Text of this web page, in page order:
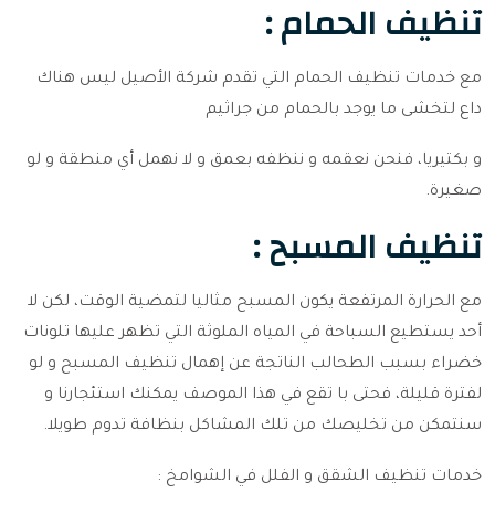
تنظيف الحمام :
مع خدمات تنظيف الحمام التي تقدم شركة الأصيل ليس هناك
داع لتخشى ما يوجد بالحمام من جراثيم
و بكتيريا، فنحن نعقمه و ننظفه بعمق و لا نهمل أي منطقة و لو
صغيرة.
تنظيف المسبح :
مع الحرارة المرتفعة يكون المسبح مثاليا لتمضية الوقت، لكن لا
أحد يستطيع السباحة في المياه الملوثة التي تظهر عليها تلونات
خضراء بسبب الطحالب الناتجة عن إهمال تنظيف المسبح و لو
لفترة قليلة، فحتى با تقع في هذا الموصف يمكنك استئجارنا و
سنتمكن من تخليصك من تلك المشاكل بنظافة تدوم طويلا.
خدمات تنظيف الشقق و الفلل في الشوامخ :